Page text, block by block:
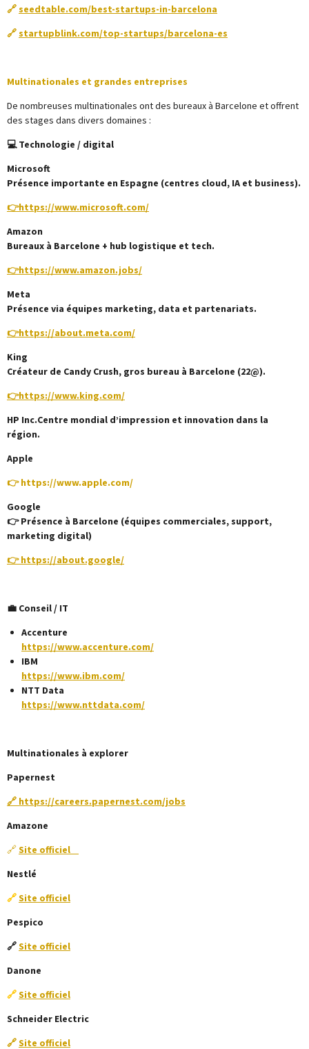
🔗seedtable.com/best-startups-in-barcelona
🔗startupblink.com/top-startups/barcelona-es
Multinationales et grandes entreprises
De nombreuses multinationales ont des bureaux à Barcelone et offrent
des stages dans divers domaines :
💻 Technologie / digital
Microsoft
Présence importante en Espagne (centres cloud, IA et business).
👉https://www.microsoft.com/
Amazon
Bureaux à Barcelone + hub logistique et tech.
👉https://www.amazon.jobs/
Meta
Présence via équipes marketing, data et partenariats.
👉https://about.meta.com/
King
Créateur de Candy Crush, gros bureau à Barcelone (22@).
👉https://www.king.com/
HP Inc.Centre mondial d’impression et innovation dans la
région.
Apple
👉 https://www.apple.com/
Google
👉 Présence à Barcelone (équipes commerciales, support,
marketing digital)
👉 https://about.google/
💼 Conseil / IT
Accenture
https://www.accenture.com/
IBM
https://www.ibm.com/
NTT Data
https://www.nttdata.com/
Multinationales à explorer
Papernest
🔗 https://careers.papernest.com/jobs
Amazone
🔗Site officiel
Nestlé
🔗Site officiel
Pespico
🔗Site officiel
Danone
🔗Site officiel
Schneider Electric
🔗Site officiel